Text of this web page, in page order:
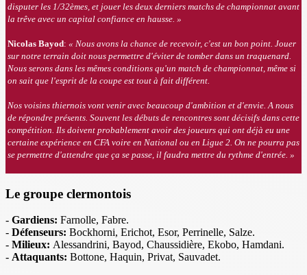
disputer les 1/32èmes, et jouer les deux derniers matchs de championnat avant
la trêve avec un capital confiance en hausse. »
Nicolas Bayod: « Nous avons la chance de recevoir, c'est un bon point. Jouer
sur notre terrain doit nous permettre d'éviter de tomber dans un traquenard.
Nous serons dans les mêmes conditions qu'un match de championnat, même si
on sait que l'esprit de la coupe est tout à fait différent.
Nos voisins thiernois vont venir avec beaucoup d'ambition et d'envie. A nous
de répondre présents. Souvent les débuts de rencontres sont décisifs dans cette
compétition. Ils doivent probablement avoir des joueurs qui ont déjà eu une
certaine expérience en CFA voire en National ou en Ligue 2. On ne pourra pas
se permettre d'attendre que ça se passe, il faudra mettre du rythme d'entrée »
Le groupe clermontois
- Gardiens: Farnolle, Fabre.
- Défenseurs: Bockhorni, Erichot, Esor, Perrinelle, Salze.
- Milieux: Alessandrini, Bayod, Chaussidière, Ekobo, Hamdani.
- Attaquants: Bottone, Haquin, Privat, Sauvadet.